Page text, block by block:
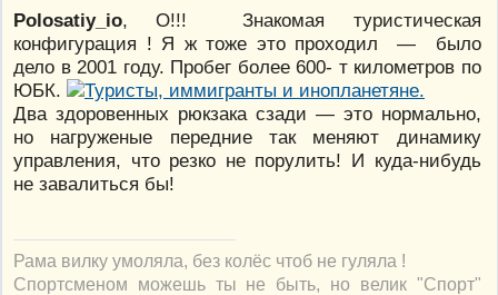
Polosatiy_io, О!!! Знакомая туристическая
конфигурация ! Я ж тоже это проходил — было
дело в 2001 году. Пробег более 600- т километров по
ЮБК.
Два здоровенных рюкзака сзади — это нормально,
но нагруженые передние так меняют динамику
управления, что резко не порулить! И куда-нибудь
не завалиться бы!
Рама вилку умоляла, без колёс чтоб не гуляла !
Спортсменом можешь ты не быть, но велик "Спорт"